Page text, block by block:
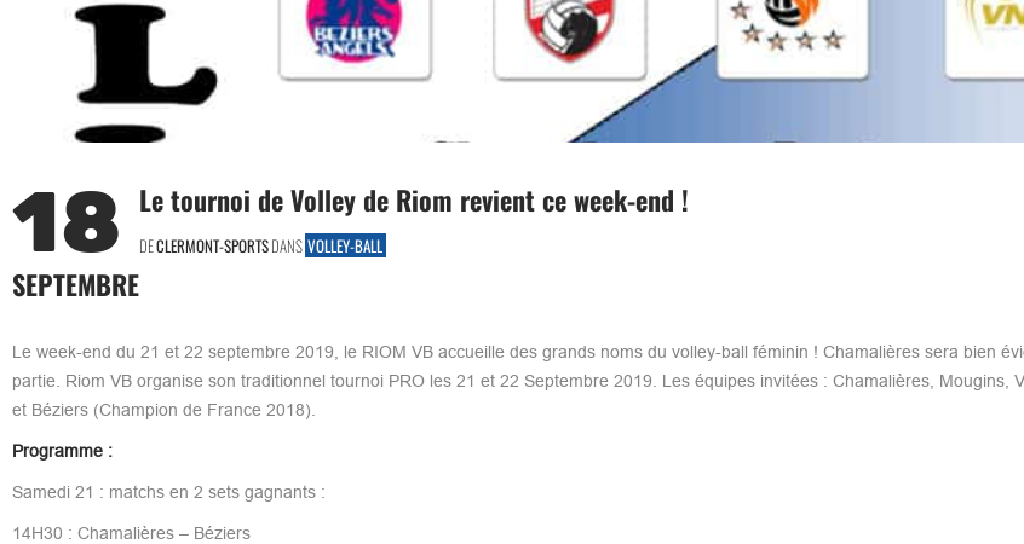
18
SEPTEMBRE
Le tournoi de Volley de Riom revient ce week-end !
DECLERMONT-SPORTSDANS VOLLEY-BALL
Le week-end du 21 et 22 septembre 2019, le RIOM VB accueille des grands noms du volley-ball féminin ! Chamalières sera bien
partie. Riom VB organise son traditionnel tournoi PRO les 21 et 22 Septembre 2019. Les équipes invitées : Chamalières, Mougins,
et Béziers (Champion de France 2018).
Programme :
Samedi 21 : matchs en 2 sets gagnants :
14H30 : Chamalières – Béziers